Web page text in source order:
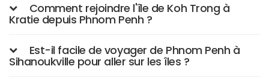
Comment rejoindre l'île de Koh Trong à
Kratie depuis Phnom Penh ?
Est-il facile de voyager de Phnom Penh à
Sihanoukville pour aller sur les îles ?